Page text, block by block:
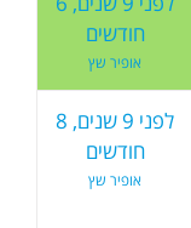
חודשים
אופיר שץ
לפני 9 שנים, 8
חודשים
אופיר שץ